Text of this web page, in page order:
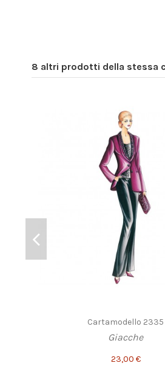
8 altri prodotti della stessa
Cartamodello 2335
Giacche
23,00 €